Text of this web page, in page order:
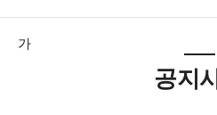
가
공지